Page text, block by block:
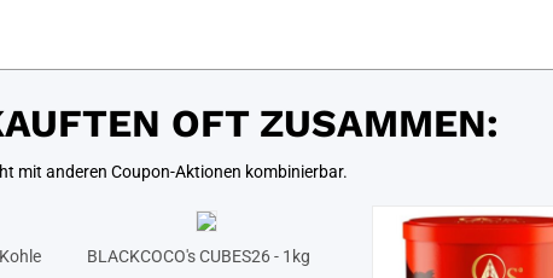
OFT ZUSAMMEN:
mit anderen Coupon-Aktionen kombinierbar.
BLACKCOCO's CUBES26 - 1kg